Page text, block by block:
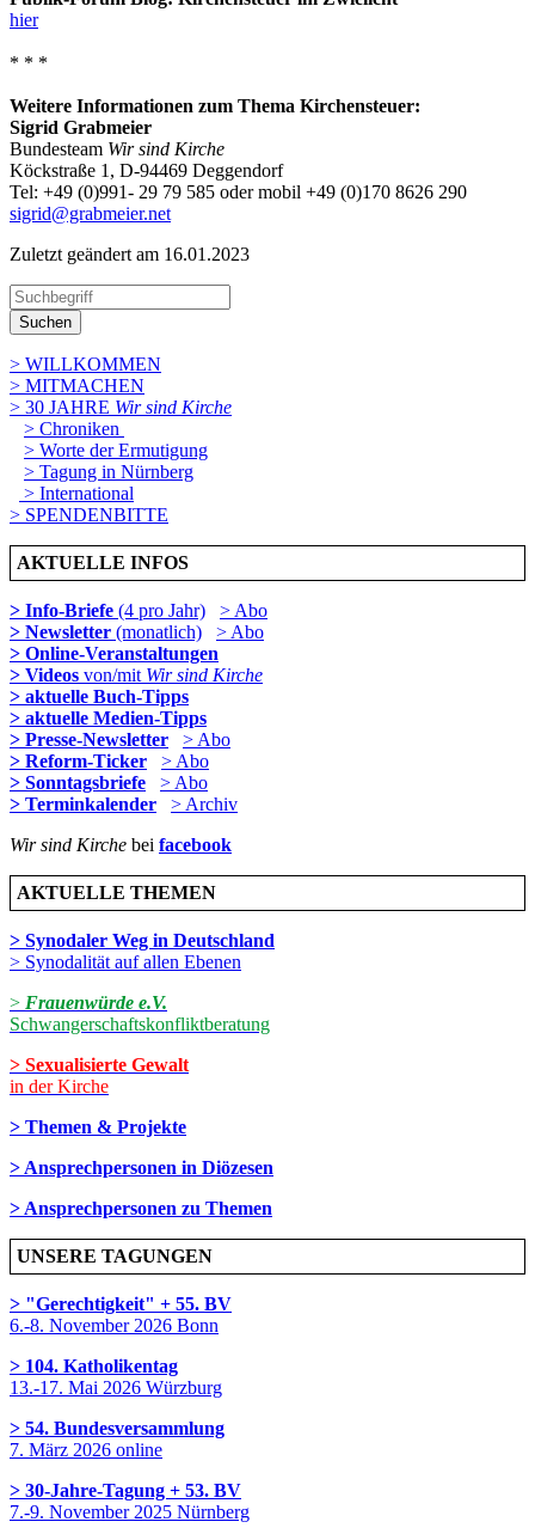
hier
* * *
Weitere Informationen zum Thema Kirchensteuer:
Sigrid Grabmeier
Bundesteam Wir sind Kirche
Köckstraße 1, D-94469 Deggendorf
Tel: +49 (0)991- 29 79 585 oder mobil +49 (0)170 8626 290
sigrid@grabmeier.net
Zuletzt geändert am 16­.01.2023
Suchen
> WILLKOMMEN
> MITMACHEN
> 30 JAHRE Wir sind Kirche
> Chroniken
> Worte der Ermutigung
> Tagung in Nürnberg
> International
> SPENDENBITTE
AKTUELLE INFOS
> Info-Briefe (4 pro Jahr)
> Abo
> Newsletter (monatlich)
> Abo
> Online-Veranstaltungen
> Videos von/mit Wir sind Kirche
> aktuelle Buch-Tipps
> aktuelle Medien-Tipps
> Presse-Newsletter
> Abo
> Reform-Ticker
> Abo
> Sonntagsbriefe
> Abo
> Terminkalender
> Archiv
Wir sind Kirche bei facebook
AKTUELLE THEMEN
> Synodaler Weg in Deutschland
> Synodalität auf allen Ebenen
> Frauenwürde e.V.
Schwangerschaftskonfliktberatung
> Sexualisierte Gewalt
in der Kirche
> Themen & Projekte
> Ansprechpersonen in Diözesen
> Ansprechpersonen zu Themen
UNSERE TAGUNGEN
> "Gerechtigkeit" + 55. BV
6.-8. November 2026 Bonn
> 104. Katholikentag
13.-17. Mai 2026 Würzburg
> 54. Bundesversammlung
7. März 2026 online
> 30-Jahre-Tagung + 53. BV
7.-9. November 2025 Nürnberg